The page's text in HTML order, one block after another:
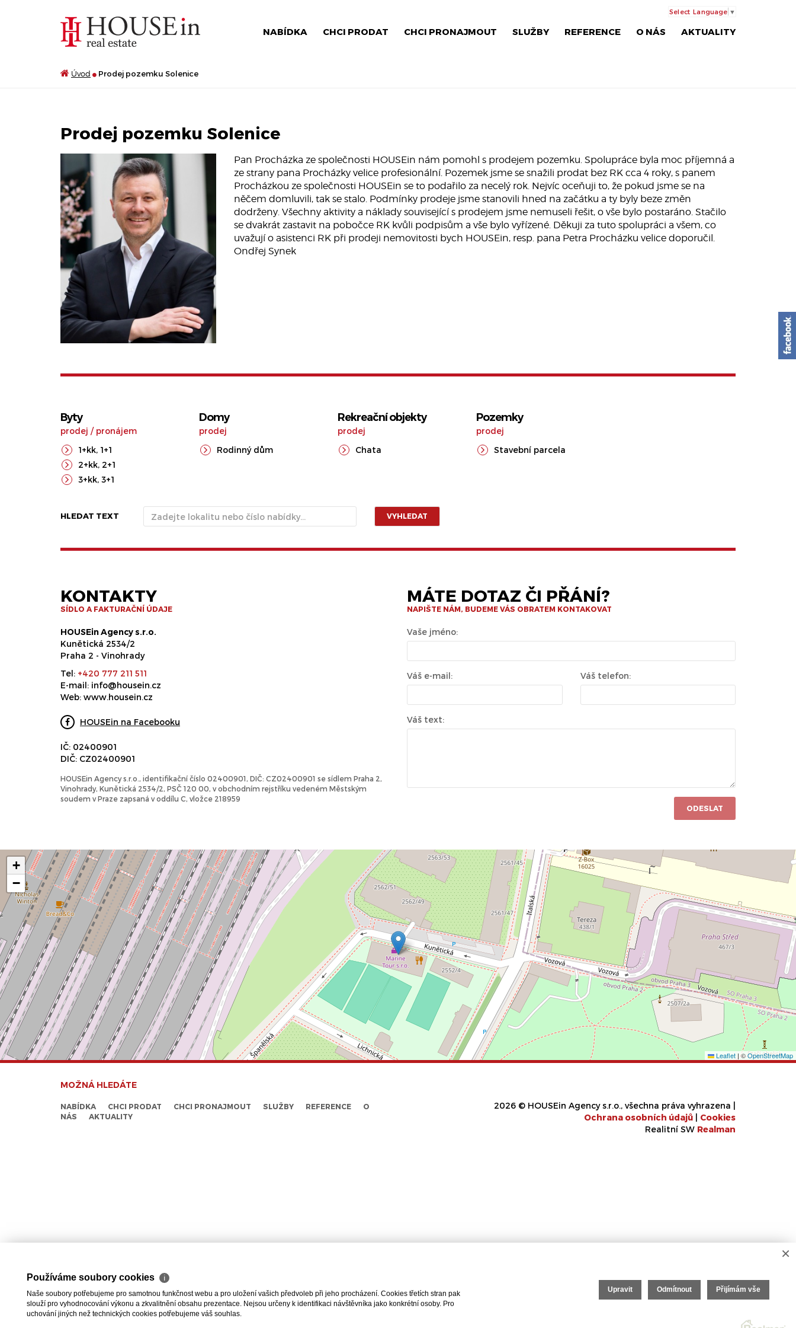
NABÍDKA CHCI PRODAT CHCI PRONAJMOUT SLUŽBY REFERENCE O NÁS AKTUALITY
Select Language ▼
Úvod Prodej pozemku Solenice
Prodej pozemku Solenice
Pan Procházka ze společnosti HOUSEin nám pomohl s prodejem pozemku. Spolupráce byla moc příjemná a
ze strany pana Procházky velice profesionální. Pozemek jsme se snažili prodat bez RK cca 4 roky, s panem
Procházkou ze společnosti HOUSEin se to podařilo za necelý rok. Nejvíc oceňuji to, že pokud jsme se na
něčem domluvili, tak se stalo. Podmínky prodeje jsme stanovili hned na začátku a ty byly beze změn
dodrženy. Všechny aktivity a náklady související s prodejem jsme nemuseli řešit, o vše bylo postaráno. Stačilo
se dvakrát zastavit na pobočce RK kvůli podpisům a vše bylo vyřízené. Děkuji za tuto spolupráci a všem, co
uvažují o asistenci RK při prodeji nemovitosti bych HOUSEin, resp. pana Petra Procházku velice doporučil.
Ondřej Synek
Byty
prodej / pronájem
1+kk, 1+1
2+kk, 2+1
3+kk, 3+1
Domy
prodej
Rodinný dům
Rekreační objekty
prodej
Chata
Pozemky
prodej
Stavební parcela
HLEDAT TEXT VYHLEDAT
KONTAKTY
SÍDLO A FAKTURAČNÍ ÚDAJE
HOUSEin Agency s.r.o.
Kunětická 2534/2
Praha 2 - Vinohrady
Tel: +420 777 211 511
E-mail: info@housein.cz
Web: www.housein.cz
HOUSEin na Facebooku
IČ: 02400901
DIČ: CZ02400901
HOUSEin Agency s.r.o., identifikační číslo 02400901, DIČ: CZ02400901 se sídlem Praha 2,
Vinohrady, Kunětická 2534/2, PSČ 120 00, v obchodním rejstříku vedeném Městským
soudem v Praze zapsaná v oddílu C, vložce 218959
MÁTE DOTAZ ČI PŘÁNÍ?
NAPIŠTE NÁM, BUDEME VÁS OBRATEM KONTAKOVAT
Vaše jméno:
Váš e-mail: Váš telefon:
Váš text:
ODESLAT
+
−
Leaflet |©OpenStreetMap
MOŽNÁ HLEDÁTE
NABÍDKA CHCI PRODAT CHCI PRONAJMOUT SLUŽBY REFERENCE
O
NÁS
AKTUALITY
2026 © HOUSEin Agency s.r.o., všechna práva vyhrazena |
Ochrana osobních údajů
Cookies
Realitní SW Realman
×
Používáme soubory cookies ℹ
Naše soubory potřebujeme pro samotnou funkčnost webu a pro uložení vašich předvoleb při jeho procházení. Cookies třetích stran pak
slouží pro vyhodnocování výkonu a zkvalitnění obsahu prezentace. Nejsou určeny k identifikaci návštěvníka jako konkrétní osoby. Pro
uchování jiných než technických cookies potřebujeme váš souhlas.
Upravit Odmítnout Přijímám vše